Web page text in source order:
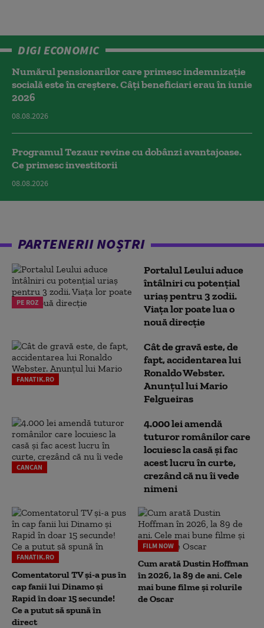
DIGI ECONOMIC
Numărul pensionarilor care primesc indemnizaţie
socială este în creștere. Câți beneficiari erau în iunie
2026
08.08.2026
Programul Tezaur revine cu dobânzi avantajoase.
Ce primesc investitorii
08.08.2026
PARTENERII NOȘTRI
PE ROZ
Portalul Leului aduce
întâlniri cu potențial
uriaș pentru 3 zodii.
Viața lor poate lua o
nouă direcție
FANATIK.RO
Cât de gravă este, de
fapt, accidentarea lui
Ronaldo Webster.
Anunțul lui Mario
Felgueiras
CANCAN
4.000 lei amendă
tuturor românilor care
locuiesc la casă și fac
acest lucru în curte,
crezând că nu îi vede
nimeni
FANATIK.RO
Comentatorul TV și-a pus în
cap fanii lui Dinamo și
Rapid în doar 15 secunde!
Ce a putut să spună în
direct
FILM NOW
Cum arată Dustin Hoffman
în 2026, la 89 de ani. Cele
mai bune filme și rolurile
de Oscar